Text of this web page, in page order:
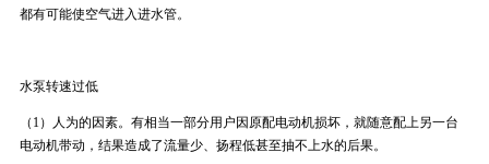
都有可能使空气进入进水管。
水泵转速过低
（1）人为的因素。有相当一部分用户因原配电动机损坏，就随意配上另一台
电动机带动，结果造成了流量少、扬程低甚至抽不上水的后果。